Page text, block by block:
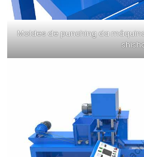
Moldes de punching da